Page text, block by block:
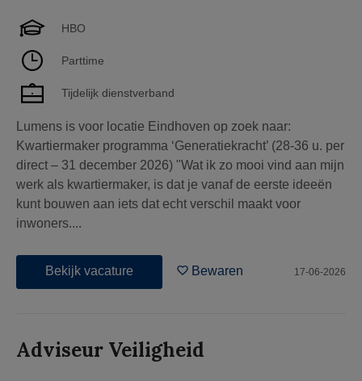
HBO
Parttime
Tijdelijk dienstverband
Lumens is voor locatie Eindhoven op zoek naar:
Kwartiermaker programma ‘Generatiekracht’ (28-36 u. per
direct – 31 december 2026) "Wat ik zo mooi vind aan mijn
werk als kwartiermaker, is dat je vanaf de eerste ideeën
kunt bouwen aan iets dat echt verschil maakt voor
inwoners....
Bekijk vacature Bewaren 17-06-2026
Adviseur Veiligheid